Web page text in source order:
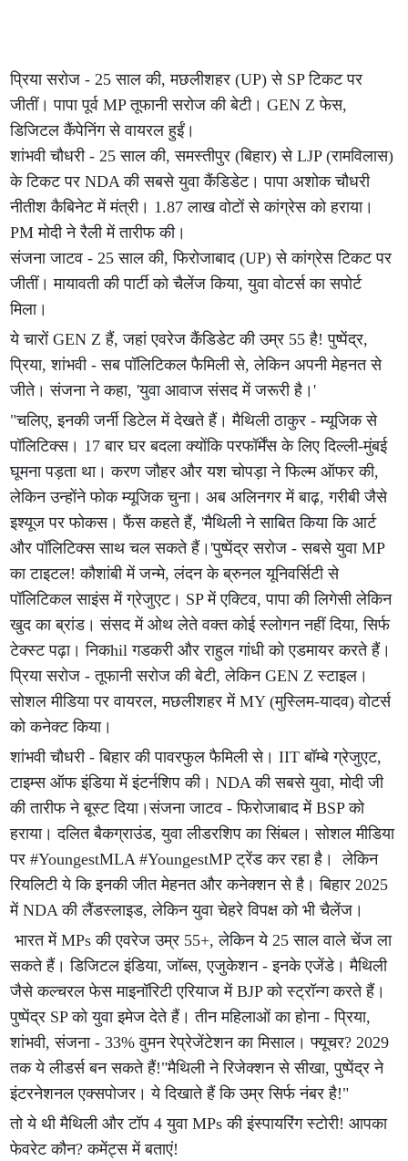
प्रिया सरोज - 25 साल की, मछलीशहर (UP) से SP टिकट पर
जीतीं। पापा पूर्व MP तूफानी सरोज की बेटी। GEN Z फेस,
डिजिटल कैंपेनिंग से वायरल हुईं।
शांभवी चौधरी - 25 साल की, समस्तीपुर (बिहार) से LJP (रामविलास)
के टिकट पर NDA की सबसे युवा कैंडिडेट। पापा अशोक चौधरी
नीतीश कैबिनेट में मंत्री। 1.87 लाख वोटों से कांग्रेस को हराया।
PM मोदी ने रैली में तारीफ की।
संजना जाटव - 25 साल की, फिरोजाबाद (UP) से कांग्रेस टिकट पर
जीतीं। मायावती की पार्टी को चैलेंज किया, युवा वोटर्स का सपोर्ट
मिला।
ये चारों GEN Z हैं, जहां एवरेज कैंडिडेट की उम्र 55 है! पुष्पेंद्र,
प्रिया, शांभवी - सब पॉलिटिकल फैमिली से, लेकिन अपनी मेहनत से
जीते। संजना ने कहा, 'युवा आवाज संसद में जरूरी है।'
"चलिए, इनकी जर्नी डिटेल में देखते हैं। मैथिली ठाकुर - म्यूजिक से
पॉलिटिक्स। 17 बार घर बदला क्योंकि परफॉर्मेंस के लिए दिल्ली-मुंबई
घूमना पड़ता था। करण जौहर और यश चोपड़ा ने फिल्म ऑफर की,
लेकिन उन्होंने फोक म्यूजिक चुना। अब अलिनगर में बाढ़, गरीबी जैसे
इश्यूज पर फोकस। फैंस कहते हैं, 'मैथिली ने साबित किया कि आर्ट
और पॉलिटिक्स साथ चल सकते हैं।'पुष्पेंद्र सरोज - सबसे युवा MP
का टाइटल! कौशांबी में जन्मे, लंदन के ब्रुनल यूनिवर्सिटी से
पॉलिटिकल साइंस में ग्रेजुएट। SP में एक्टिव, पापा की लिगेसी लेकिन
खुद का ब्रांड। संसद में ओथ लेते वक्त कोई स्लोगन नहीं दिया, सिर्फ
टेक्स्ट पढ़ा। निकhil गडकरी और राहुल गांधी को एडमायर करते हैं।
प्रिया सरोज - तूफानी सरोज की बेटी, लेकिन GEN Z स्टाइल।
सोशल मीडिया पर वायरल, मछलीशहर में MY (मुस्लिम-यादव) वोटर्स
को कनेक्ट किया।
शांभवी चौधरी - बिहार की पावरफुल फैमिली से। IIT बॉम्बे ग्रेजुएट,
टाइम्स ऑफ इंडिया में इंटर्नशिप की। NDA की सबसे युवा, मोदी जी
की तारीफ ने बूस्ट दिया।संजना जाटव - फिरोजाबाद में BSP को
हराया। दलित बैकग्राउंड, युवा लीडरशिप का सिंबल। सोशल मीडिया
पर #YoungestMLA #YoungestMP ट्रेंड कर रहा है। लेकिन
रियलिटी ये कि इनकी जीत मेहनत और कनेक्शन से है। बिहार 2025
में NDA की लैंडस्लाइड, लेकिन युवा चेहरे विपक्ष को भी चैलेंज।
भारत में MPs की एवरेज उम्र 55+, लेकिन ये 25 साल वाले चेंज ला
सकते हैं। डिजिटल इंडिया, जॉब्स, एजुकेशन - इनके एजेंडे। मैथिली
जैसे कल्चरल फेस माइनॉरिटी एरियाज में BJP को स्ट्रॉन्ग करते हैं।
पुष्पेंद्र SP को युवा इमेज देते हैं। तीन महिलाओं का होना - प्रिया,
शांभवी, संजना - 33% वुमन रेप्रेजेंटेशन का मिसाल। फ्यूचर? 2029
तक ये लीडर्स बन सकते हैं!"मैथिली ने रिजेक्शन से सीखा, पुष्पेंद्र ने
इंटरनेशनल एक्सपोजर। ये दिखाते हैं कि उम्र सिर्फ नंबर है!"
तो ये थी मैथिली और टॉप 4 युवा MPs की इंस्पायरिंग स्टोरी! आपका
फेवरेट कौन? कमेंट्स में बताएं!